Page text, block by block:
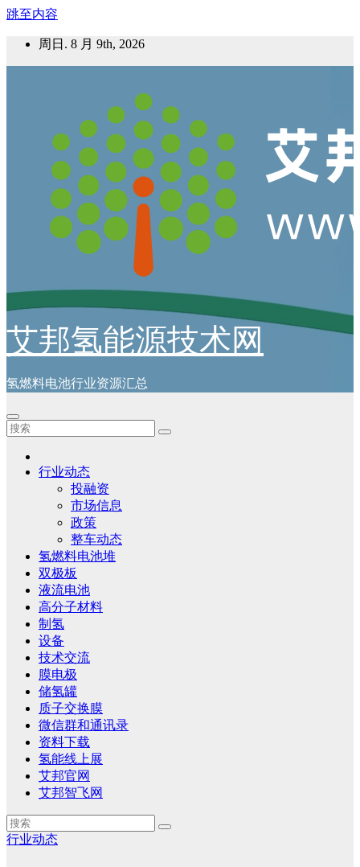
跳至内容
周日. 8 月 9th, 2026
艾邦氢能源技术网
氢燃料电池行业资源汇总
行业动态
投融资
市场信息
政策
整车动态
氢燃料电池堆
双极板
液流电池
高分子材料
制氢
设备
技术交流
膜电极
储氢罐
质子交换膜
微信群和通讯录
资料下载
氢能线上展
艾邦官网
艾邦智飞网
行业动态